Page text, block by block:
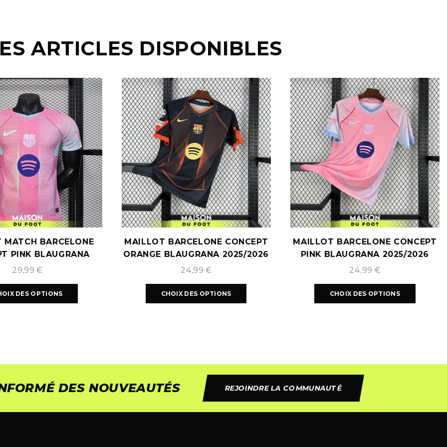
ARTICLES DISPONIBLES
MATCH BARCELONE
PINK BLAUGRANA
2025/2026
29,99€
DES OPTIONS
MAILLOT BARCELONE CONCEPT
ORANGE BLAUGRANA 2025/2026
24,99€
CHOIX DES OPTIONS
MAILLOT BARCELONE CONCEPT
PINK BLAUGRANA 2025/2026
24,99 €
CHOIX DES OPTIONS
DES NOUVEAUTÉS REJOINDRE LA COMMUNAUTÉ